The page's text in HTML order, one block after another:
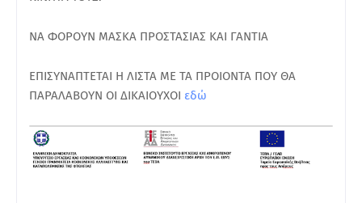
ΝΑ ΦΟΡΟΥΝ ΜΑΣΚΑ ΠΡΟΣΤΑΣΙΑΣ ΚΑΙ ΓΑΝΤΙΑ
ΕΠΙΣΥΝΑΠΤΕΤΑΙ Η ΛΙΣΤΑ ΜΕ ΤΑ ΠΡΟΙΟΝΤΑ ΠΟΥ ΘΑ
ΠΑΡΑΛΑΒΟΥΝ ΟΙ ΔΙΚΑΙΟΥΧΟΙ εδώ